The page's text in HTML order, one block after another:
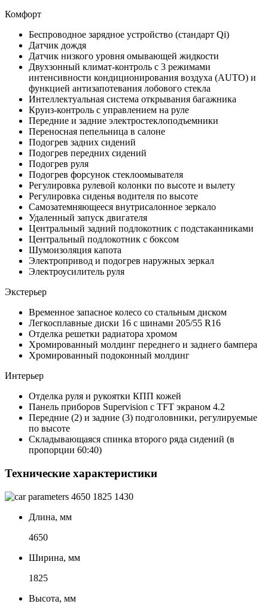
Комфорт
Беспроводное зарядное устройство (стандарт Qi)
Датчик дождя
Датчик низкого уровня омывающей жидкости
Двухзонный климат-контроль с 3 режимами
интенсивности кондиционирования воздуха (AUTO) и
функцией антизапотевания лобового стекла
Интеллектуальная система открывания багажника
Круиз-контроль с управлением на руле
Передние и задние электростеклоподъемники
Переносная пепельница в салоне
Подогрев задних сидений
Подогрев передних сидений
Подогрев руля
Подогрев форсунок стеклоомывателя
Регулировка рулевой колонки по высоте и вылету
Регулировка сиденья водителя по высоте
Самозатемняющееся внутрисалонное зеркало
Удаленный запуск двигателя
Центральный задний подлокотник с подстаканниками
Центральный подлокотник с боксом
Шумоизоляция капота
Электропривод и подогрев наружных зеркал
Электроусилитель руля
Экстерьер
Временное запасное колесо со стальным диском
Легкосплавные диски 16 с шинами 205/55 R16
Отделка решетки радиатора хромом
Хромированный молдинг переднего и заднего бампера
Хромированный подоконный молдинг
Интерьер
Отделка руля и рукоятки КПП кожей
Панель приборов Supervision с TFT экраном 4.2
Передние (2) и задние (3) подголовники, регулируемые
по высоте
Складывающаяся спинка второго ряда сидений (в
пропорции 60:40)
Технические характеристики
4650 1825 1430
Длина, мм
4650
Ширина, мм
1825
Высота, мм